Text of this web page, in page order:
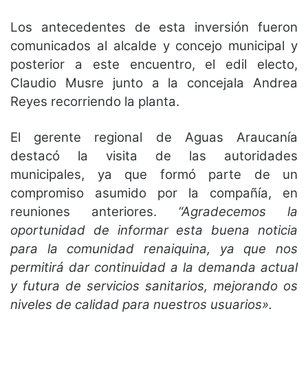
Los antecedentes de esta inversión fueron
comunicados al alcalde y concejo municipal y
posterior a este encuentro, el edil electo,
Claudio Musre junto a la concejala Andrea
Reyes recorriendo la planta.
El gerente regional de Aguas Araucanía
destacó la visita de las autoridades
municipales, ya que formó parte de un
compromiso asumido por la compañía, en
reuniones anteriores. “Agradecemos la
oportunidad de informar esta buena noticia
para la comunidad renaiquina, ya que nos
permitirá dar continuidad a la demanda actual
y futura de servicios sanitarios, mejorando os
niveles de calidad para nuestros usuarios».